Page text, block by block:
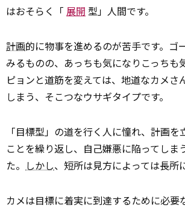
はおそらく「 展開 型」人間です。
計画的に物事を進めるのが苦手です。ゴ
みるものの、あっちも気になりこっちも
ピョンと道筋を変えては、地道なカメさ
しまう、そこつなウサギタイプです。
「目標型」の道を行く人に憧れ、計画を
ことを繰り返し、自己嫌悪に陥ってしま
た。 しかし、短所は見方によっては長所
カメは目標に着実に到達するために必要